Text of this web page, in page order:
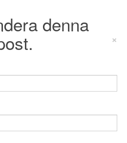
denna
×